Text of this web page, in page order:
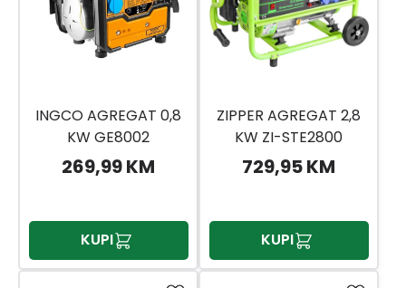
INGCO AGREGAT 0,8
KW GE8002
269,99 KM
KUPI
ZIPPER AGREGAT 2,8
KW ZI-STE2800
729,95 KM
KUPI